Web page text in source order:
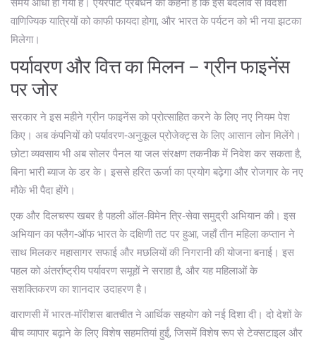
समय आधा हो गया है। एयरपोर्ट प्रबंधन का कहना है कि इस बदलाव से विदेशी
वाणिज्यिक यात्रियों को काफी फायदा होगा, और भारत के पर्यटन को भी नया झटका
मिलेगा।
पर्यावरण और वित्त का मिलन – ग्रीन फाइनेंस
पर जोर
सरकार ने इस महीने ग्रीन फाइनेंस को प्रोत्साहित करने के लिए नए नियम पेश
किए। अब कंपनियों को पर्यावरण‑अनुकूल प्रोजेक्ट्स के लिए आसान लोन मिलेंगे।
छोटा व्यवसाय भी अब सोलर पैनल या जल संरक्षण तकनीक में निवेश कर सकता है,
बिना भारी ब्याज के डर के। इससे हरित ऊर्जा का प्रयोग बढ़ेगा और रोजगार के नए
मौके भी पैदा होंगे।
एक और दिलचस्प खबर है पहली ऑल‑विमेन त्रि‑सेवा समुद्री अभियान की। इस
अभियान का फ्लैग‑ऑफ भारत के दक्षिणी तट पर हुआ, जहाँ तीन महिला कप्तान ने
साथ मिलकर महासागर सफाई और मछलियों की निगरानी की योजना बनाई। इस
पहल को अंतर्राष्ट्रीय पर्यावरण समूहों ने सराहा है, और यह महिलाओं के
सशक्तिकरण का शानदार उदाहरण है।
वाराणसी में भारत‑मॉरीशस बातचीत ने आर्थिक सहयोग को नई दिशा दी। दो देशों के
बीच व्यापार बढ़ाने के लिए विशेष सहमतियां हुईं, जिसमें विशेष रूप से टेक्सटाइल और